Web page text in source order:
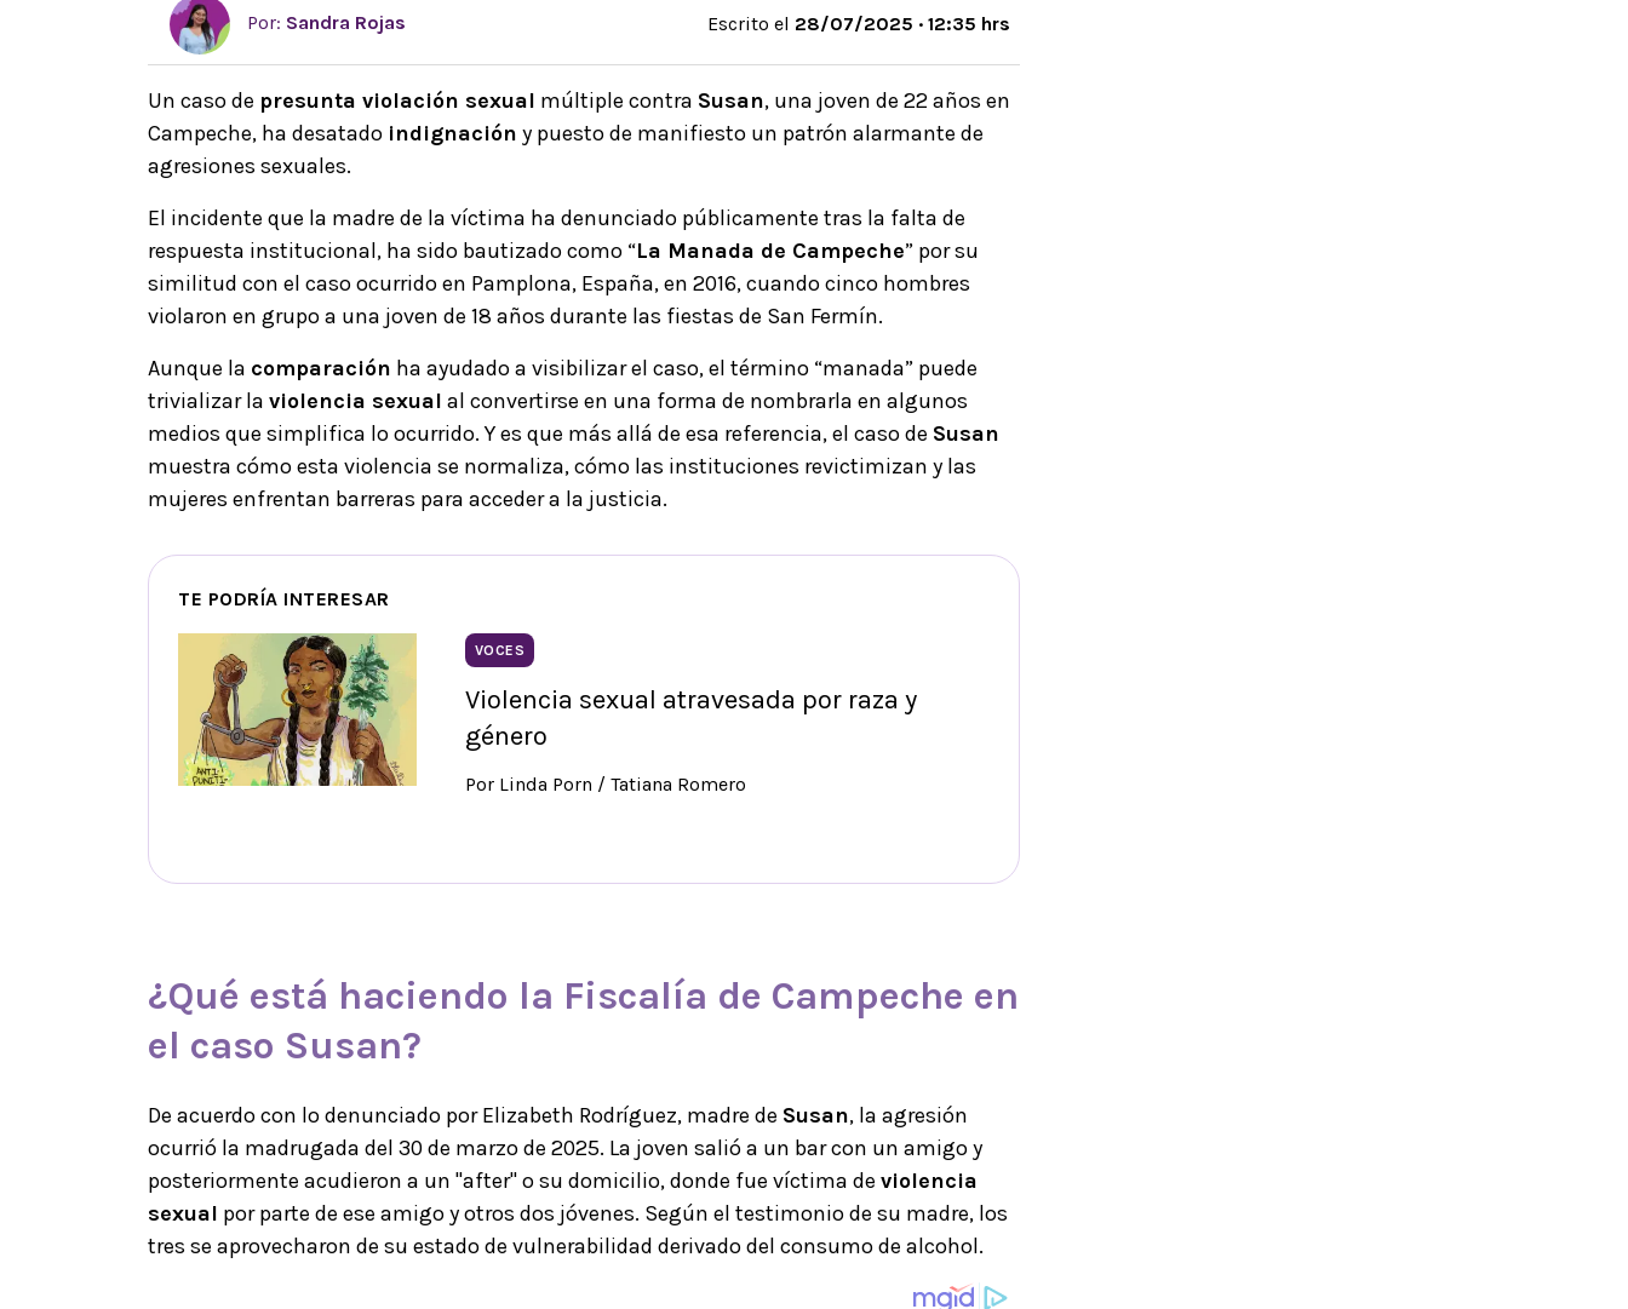
Por: Sandra Rojas Escrito el 28/07/2025 · 12:35 hrs
Un caso de presunta violación sexual múltiple contra Susan, una joven de 22 años en
Campeche, ha desatado indignación y puesto de manifiesto un patrón alarmante de
agresiones sexuales.
El incidente que la madre de la víctima ha denunciado públicamente tras la falta de
respuesta institucional, ha sido bautizado como “La Manada de Campeche” por su
similitud con el caso ocurrido en Pamplona, España, en 2016, cuando cinco hombres
violaron en grupo a una joven de 18 años durante las fiestas de San Fermín.
Aunque la comparación ha ayudado a visibilizar el caso, el término “manada” puede
trivializar la violencia sexual al convertirse en una forma de nombrarla en algunos
medios que simplifica lo ocurrido. Y es que más allá de esa referencia, el caso de Susan
muestra cómo esta violencia se normaliza, cómo las instituciones revictimizan y las
mujeres enfrentan barreras para acceder a la justicia.
TE PODRÍA INTERESAR
VOCES
Violencia sexual atravesada por raza y
género
Por Linda Porn / Tatiana Romero
¿Qué está haciendo la Fiscalía de Campeche en
el caso Susan?
De acuerdo con lo denunciado por Elizabeth Rodríguez, madre de Susan, la agresión
ocurrió la madrugada del 30 de marzo de 2025. La joven salió a un bar con un amigo y
posteriormente acudieron a un "after" o su domicilio, donde fue víctima de violencia
sexual por parte de ese amigo y otros dos jóvenes. Según el testimonio de su madre, los
tres se aprovecharon de su estado de vulnerabilidad derivado del consumo de alcohol.